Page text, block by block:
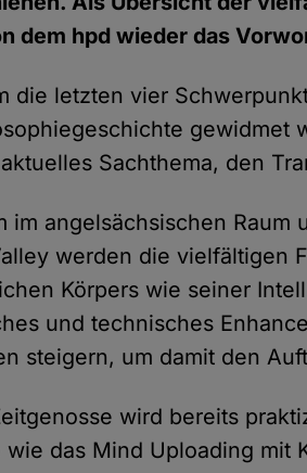
dem hpd wieder das
die letzten vier
gewidmet
Sachthema, den
im angelsächsischen
werden die vielfältigen
Körpers wie seiner
und technisches
steigern, um damit den
wird bereits
wie das Mind Uploading mit